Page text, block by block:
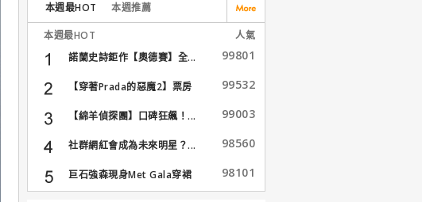
本週最HOT 本週推薦
本週最HOT
人氣
諾蘭史詩鉅作【奧德賽】全...
99801
【穿著Prada的惡魔2】票房
99532
【綿羊偵探團】口碑狂飆！... 99003
社群網紅會成為未來明星？... 98560
巨石強森現身Met Gala穿裙
子...
98101